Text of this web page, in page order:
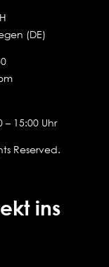
(DE)
– 15:00 Uhr
Reserved.
ins